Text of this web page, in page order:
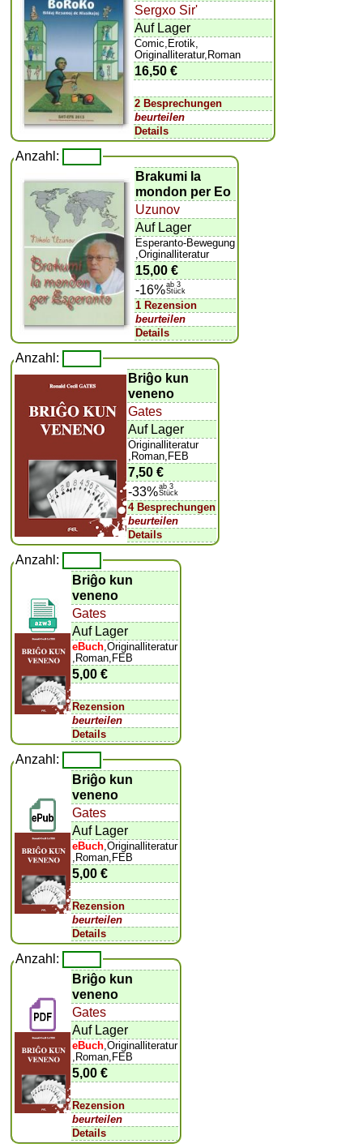
Sergxo Sir'
Auf Lager
Comic,Erotik,
Originalliteratur,Roman
16,50 €
2 Besprechungen
beurteilen
Details
Anzahl:
Brakumi la
mondon per Eo
Uzunov
Auf Lager
Esperanto-Bewegung
,Originalliteratur
15,00 €
-16%ab 3
Stück
1 Rezension
beurteilen
Details
Anzahl:
Briĝo kun
veneno
Gates
Auf Lager
Originalliteratur
,Roman,FEB
7,50 €
-33%ab 3
Stück
4 Besprechungen
beurteilen
Details
Anzahl:
Briĝo kun
veneno
Gates
Auf Lager
eBuch ,Originalliteratur
,Roman,FEB
5,00 €
Rezension
beurteilen
Details
Anzahl:
Briĝo kun
veneno
Gates
Auf Lager
eBuch ,Originalliteratur
,Roman,FEB
5,00 €
Rezension
beurteilen
Details
Anzahl:
Briĝo kun
veneno
Gates
Auf Lager
eBuch ,Originalliteratur
,Roman,FEB
5,00 €
Rezension
beurteilen
Details